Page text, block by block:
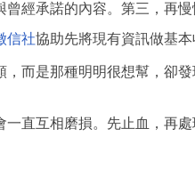
經承諾的內容。第三，再
信社協助先將現有資訊做基
而是那種明明很想幫，卻
直互相磨損。先止血，再